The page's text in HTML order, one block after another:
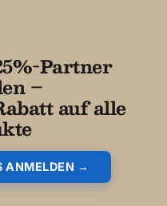
Partner
–
auf alle
ANMELDEN →